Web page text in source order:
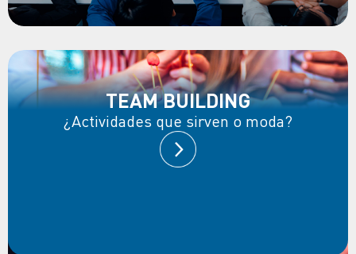
TEAM BUILDING
¿Actividades que sirven o moda?